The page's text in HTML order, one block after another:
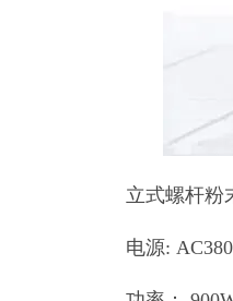
立式螺杆粉
电源: